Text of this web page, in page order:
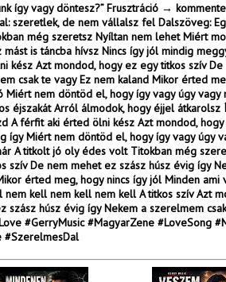
így vagy döntesz?” Frusztráció →
szeretlek, de nem vállalsz fel Dalszöveg:
még szeretsz Nyíltan nem lehet Miért
mást is táncba hívsz Nincs így jól mindig
kész Azt mondod, hogy ez egy titkos szív
csak te vagy Ez nem kaland Mikor érted
Miért nem döntöd el, hogy így vagy úgy vagy
éjszakát Arról álmodok, hogy éjjel
A férfit aki érted ölni kész Azt mondod,
így Miért nem döntöd el, hogy így vagy úgy
A titkolt jó oly édes volt Titokban még
szív De nem mehet ez szász húsz évig így
érted meg, hogy nincs így jól Minden
nem kell nem kell nem kell A titkos szív Azt
szász húsz évig így Nekem a szerelmem
#GerryMusic #MagyarZene #LoveSong
#SzerelmesDal